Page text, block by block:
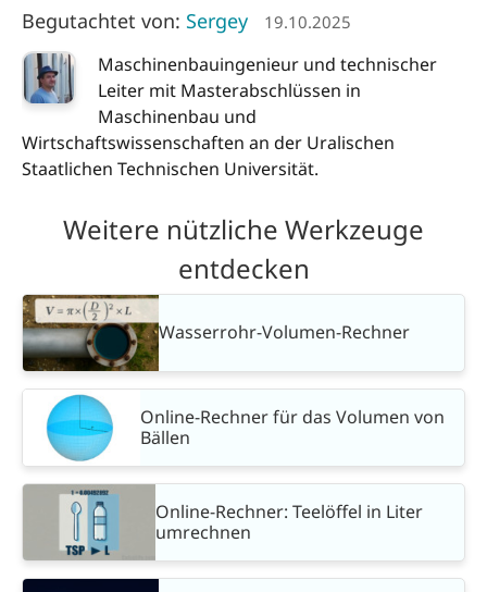
Begutachtet von: Sergey 19.10.2025
Maschinenbauingenieur und technischer
Leiter mit Masterabschlüssen in
Maschinenbau und
Wirtschaftswissenschaften an der Uralischen
Staatlichen Technischen Universität.
Weitere nützliche Werkzeuge
entdecken
Wasserrohr-Volumen-Rechner
Online-Rechner für das Volumen von
Bällen
Online-Rechner: Teelöffel in Liter
umrechnen